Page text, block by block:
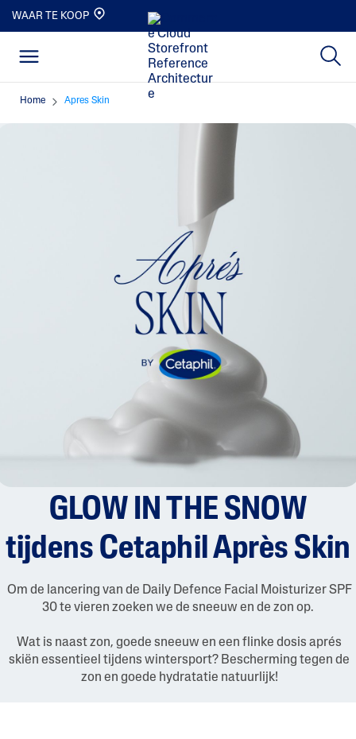
WAAR TE KOOP
Home Apres Skin
GLOW IN THE SNOW
tijdens Cetaphil Après Skin
Om de lancering van de Daily Defence Facial Moisturizer SPF
30 te vieren zoeken we de sneeuw en de zon op.
Wat is naast zon, goede sneeuw en een flinke dosis aprés
skiën essentieel tijdens wintersport? Bescherming tegen de
zon en goede hydratatie natuurlijk!